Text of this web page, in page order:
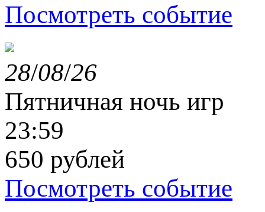
Посмотреть событие
28/08/26
Пятничная ночь игр
23:59
650 рублей
Посмотреть событие